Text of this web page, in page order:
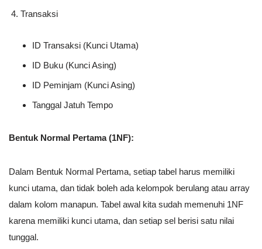
Transaksi
ID Transaksi (Kunci Utama)
ID Buku (Kunci Asing)
ID Peminjam (Kunci Asing)
Tanggal Jatuh Tempo
Bentuk Normal Pertama (1NF):
Dalam Bentuk Normal Pertama, setiap tabel harus memiliki
kunci utama, dan tidak boleh ada kelompok berulang atau array
dalam kolom manapun. Tabel awal kita sudah memenuhi 1NF
karena memiliki kunci utama, dan setiap sel berisi satu nilai
tunggal.